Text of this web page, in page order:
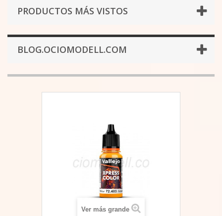
PRODUCTOS MÁS VISTOS
BLOG.OCIOMODELL.COM
Ver más grande